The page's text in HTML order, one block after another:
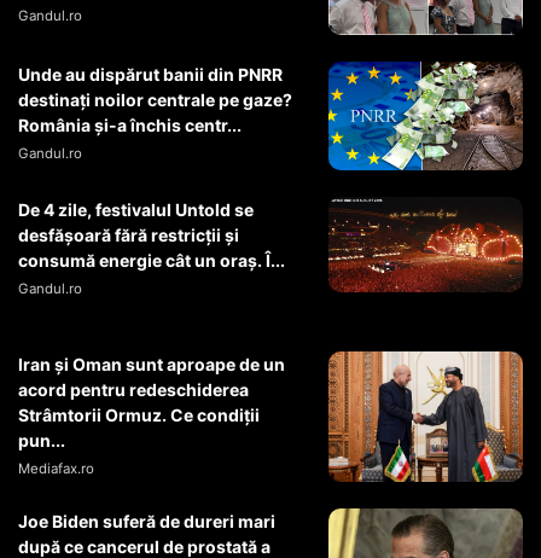
Gandul.ro
Unde au dispărut banii din PNRR
destinați noilor centrale pe gaze?
România și-a închis centr...
Gandul.ro
De 4 zile, festivalul Untold se
desfășoară fără restricții și
consumă energie cât un oraș. Î...
Gandul.ro
Iran și Oman sunt aproape de un
acord pentru redeschiderea
Strâmtorii Ormuz. Ce condiții
pun...
Mediafax.ro
Joe Biden suferă de dureri mari
după ce cancerul de prostată a